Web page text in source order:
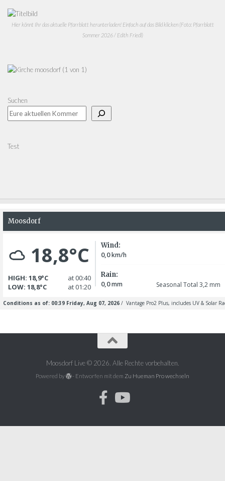
Hier könnt Ihr das aktuelle Pfarrblatt herunterladen! Einfach auf das Bild klicken (Foto: Pfarrblatt
Sommer 2026 / Edith Friedl)
Suchen
Test
Moosdorf Live © 2026. Alle Rechte vorbehalten.
Powered by - Entworfen mit dem Zu Hueman Pro wechseln